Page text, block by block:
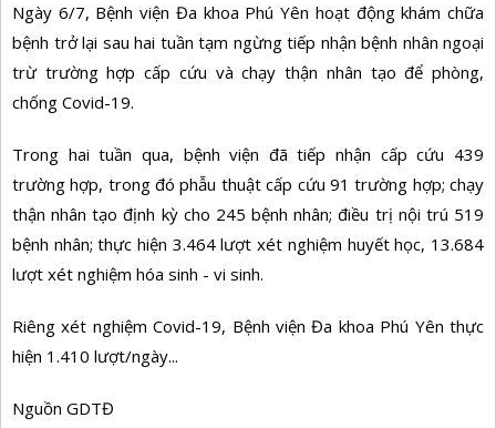
Ngày 6/7, Bệnh viện Đa khoa Phú Yên hoạt động khám chữa
bệnh trở lại sau hai tuần tạm ngừng tiếp nhận bệnh nhân ngoại
trừ trường hợp cấp cứu và chạy thận nhân tạo để phòng,
chống Covid-19.
Trong hai tuần qua, bệnh viện đã tiếp nhận cấp cứu 439
trường hợp, trong đó phẫu thuật cấp cứu 91 trường hợp; chạy
thận nhân tạo định kỳ cho 245 bệnh nhân; điều trị nội trú 519
bệnh nhân; thực hiện 3.464 lượt xét nghiệm huyết học, 13.684
lượt xét nghiệm hóa sinh - vi sinh.
Riêng xét nghiệm Covid-19, Bệnh viện Đa khoa Phú Yên thực
hiện 1.410 lượt/ngày...
Nguồn GDTĐ